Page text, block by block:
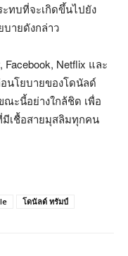
ทบที่จะเกิดขึ้นไปยัง
ายดังกล่าว
Netflix และ
นโยบายของโดนัลด์
ะนี้อย่างใกล้ชิด เพื่อ
เชื้อสายมุสลิมทุกคน
โดนัลด์ ทรัมป์